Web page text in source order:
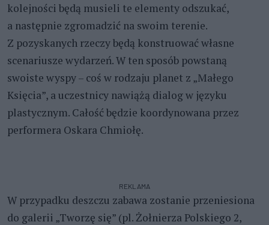
kolejności będą musieli te elementy odszukać,
a następnie zgromadzić na swoim terenie.
Z pozyskanych rzeczy będą konstruować własne
scenariusze wydarzeń. W ten sposób powstaną
swoiste wyspy – coś w rodzaju planet z „Małego
Księcia”, a uczestnicy nawiążą dialog w języku
plastycznym. Całość będzie koordynowana przez
performera Oskara Chmiołę.
REKLAMA
W przypadku deszczu zabawa zostanie przeniesiona
do galerii „Tworzę się” (pl. Żołnierza Polskiego 2,